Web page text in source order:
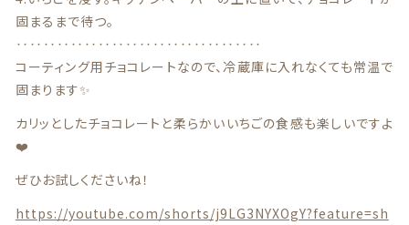
固まるまで待つ。
‥‥‥‥‥‥‥‥‥‥‥‥‥‥‥‥‥‥
コーティング用チョコレートなので、冷蔵庫に入れなくても常温で
固まります✨
カリッとしたチョコレートと柔らかいいちごの食感も楽しいですよ
❤️
ぜひお試しくださいね！
https://youtube.com/shorts/j9LG3NYXOgY?feature=sh